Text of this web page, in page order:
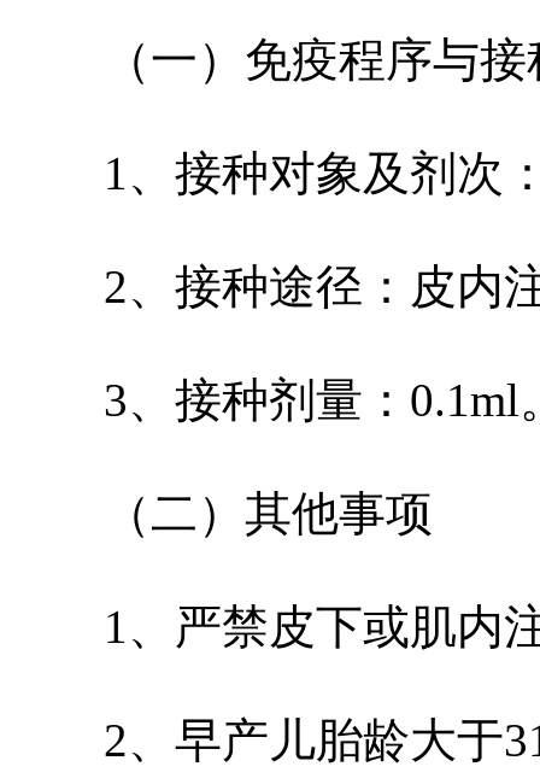
（一）免疫程序与接
1、接种对象及剂次：
2、接种途径：皮内
3、接种剂量：0.1ml
（二）其他事项
1、严禁皮下或肌内
2、早产儿胎龄大于31